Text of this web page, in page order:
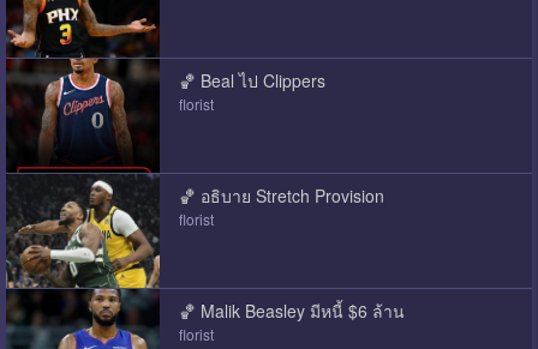
🏀 Beal ไป Clippers
florist
🏀 อธิบาย Stretch Provision
florist
🏀 Malik Beasley มีหนี้ $6 ล้าน
florist